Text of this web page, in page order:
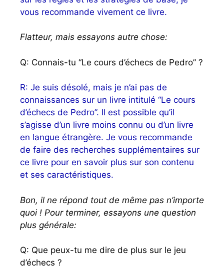
vous recommande vivement ce livre.
Flatteur, mais essayons autre chose:
Q: Connais-tu “Le cours d’échecs de Pedro” ?
R: Je suis désolé, mais je n’ai pas de
connaissances sur un livre intitulé “Le cours
d’échecs de Pedro”. Il est possible qu’il
s’agisse d’un livre moins connu ou d’un livre
en langue étrangère. Je vous recommande
de faire des recherches supplémentaires sur
ce livre pour en savoir plus sur son contenu
et ses caractéristiques.
Bon, il ne répond tout de même pas n’importe
quoi ! Pour terminer, essayons une question
plus générale:
Q: Que peux-tu me dire de plus sur le jeu
d’échecs ?